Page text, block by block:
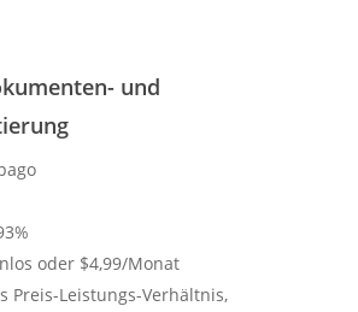
und
oder $4,99/Monat
Preis-Leistungs-Verhältnis,